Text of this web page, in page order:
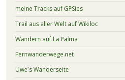
meine Tracks auf GPSies
Trail aus aller Welt auf Wikiloc
Wandern auf La Palma
Fernwanderwege.net
Uwe´s Wanderseite